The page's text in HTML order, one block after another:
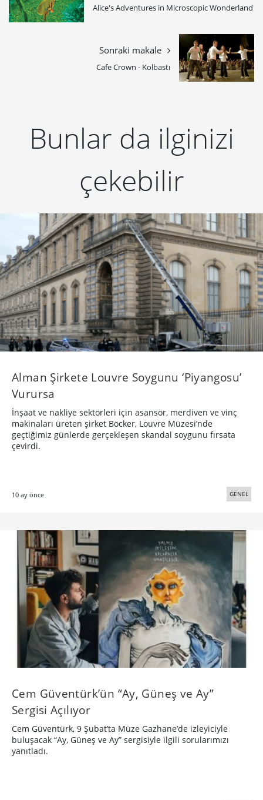
Alice's Adventures in Microscopic Wonderland
Sonraki makale
Cafe Crown - Kolbastı
Bunlar da ilginizi
çekebilir
Alman Şirkete Louvre Soygunu ‘Piyangosu’
Vurursa
İnşaat ve nakliye sektörleri için asansör, merdiven ve vinç
makinaları üreten şirket Böcker, Louvre Müzesi’nde
geçtiğimiz günlerde gerçekleşen skandal soygunu fırsata
çevirdi.
10 ay önce GENEL
Cem Güventürk’ün “Ay, Güneş ve Ay”
Sergisi Açılıyor
Cem Güventürk, 9 Şubat’ta Müze Gazhane’de izleyiciyle
buluşacak “Ay, Güneş ve Ay” sergisiyle ilgili sorularımızı
yanıtladı.